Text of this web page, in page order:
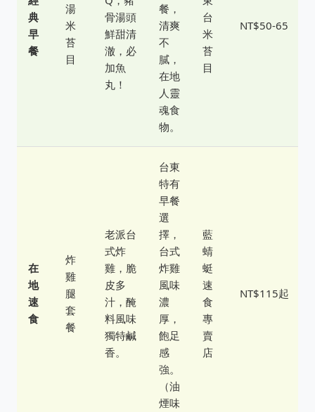
典
早
餐
湯
米
苔
目
骨湯頭
鮮甜清
澈，必
加魚
丸！
餐，
清爽
不
膩，
在地
人靈
魂食
物。
台
米
苔
目
NT$50-65
在
地
速
食
炸
雞
腿
套
餐
老派台
式炸
雞，脆
皮多
汁，醃
料風味
獨特鹹
香。
台東
特有
早餐
選
擇，
台式
炸雞
風味
濃
厚，
飽足
感
強。
（油
煙味
藍
蜻
蜓
速
食
專
賣
店
NT$115起